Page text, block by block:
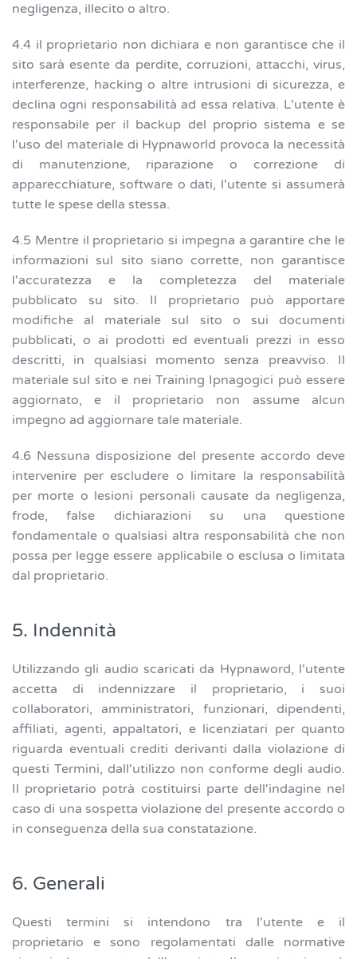
negligenza, illecito o altro.
4.4 il proprietario non dichiara e non garantisce che il
sito sarà esente da perdite, corruzioni, attacchi, virus,
interferenze, hacking o altre intrusioni di sicurezza, e
declina ogni responsabilità ad essa relativa. L'utente è
responsabile per il backup del proprio sistema e se
l'uso del materiale di Hypnaworld provoca la necessità
di manutenzione, riparazione o correzione di
apparecchiature, software o dati, l'utente si assumerà
tutte le spese della stessa.
4.5 Mentre il proprietario si impegna a garantire che le
informazioni sul sito siano corrette, non garantisce
l'accuratezza e la completezza del materiale
pubblicato su sito. Il proprietario può apportare
modifiche al materiale sul sito o sui documenti
pubblicati, o ai prodotti ed eventuali prezzi in esso
descritti, in qualsiasi momento senza preavviso. Il
materiale sul sito e nei Training Ipnagogici può essere
aggiornato, e il proprietario non assume alcun
impegno ad aggiornare tale materiale.
4.6 Nessuna disposizione del presente accordo deve
intervenire per escludere o limitare la responsabilità
per morte o lesioni personali causate da negligenza,
frode, false dichiarazioni su una questione
fondamentale o qualsiasi altra responsabilità che non
possa per legge essere applicabile o esclusa o limitata
dal proprietario.
5. Indennità
Utilizzando gli audio scaricati da Hypnaword, l'utente
accetta di indennizzare il proprietario, i suoi
collaboratori, amministratori, funzionari, dipendenti,
affiliati, agenti, appaltatori, e licenziatari per quanto
riguarda eventuali crediti derivanti dalla violazione di
questi Termini, dall'utilizzo non conforme degli audio.
Il proprietario potrà costituirsi parte dell'indagine nel
caso di una sospetta violazione del presente accordo o
in conseguenza della sua constatazione.
6. Generali
Questi termini si intendono tra l'utente e il
proprietario e sono regolamentati dalle normative